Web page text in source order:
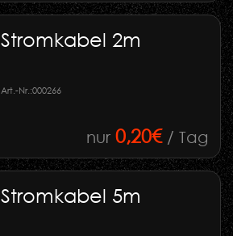
Stromkabel 2m
Art.-Nr.:000266
nur 0,20€/ Tag
Stromkabel 5m